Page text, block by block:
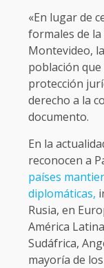
«En lugar de
formales de
Montevideo,
población
protección
derecho a la
documento.
En la
reconocen a
países
diplomáticas,
Rusia, en
América
Sudáfrica,
mayoría de